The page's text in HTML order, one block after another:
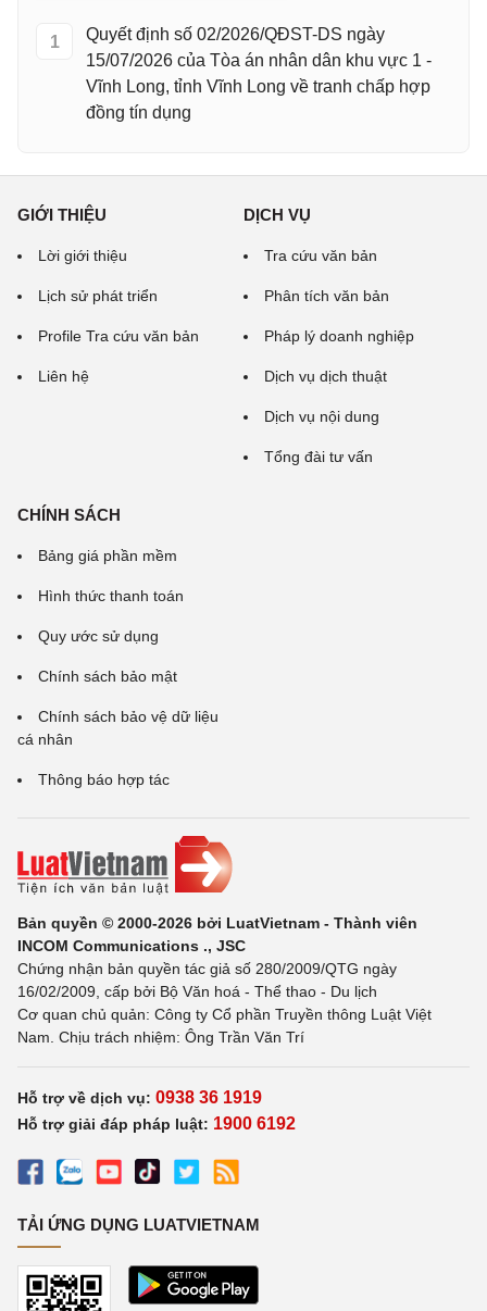
1
Quyết định số 02/2026/QĐST-DS ngày
15/07/2026 của Tòa án nhân dân khu vực 1 -
Vĩnh Long, tỉnh Vĩnh Long về tranh chấp hợp
đồng tín dụng
GIỚI THIỆU
Lời giới thiệu
Lịch sử phát triển
Profile Tra cứu văn bản
Liên hệ
DỊCH VỤ
Tra cứu văn bản
Phân tích văn bản
Pháp lý doanh nghiệp
Dịch vụ dịch thuật
Dịch vụ nội dung
Tổng đài tư vấn
CHÍNH SÁCH
Bảng giá phần mềm
Hình thức thanh toán
Quy ước sử dụng
Chính sách bảo mật
Chính sách bảo vệ dữ liệu
cá nhân
Thông báo hợp tác
Bản quyền © 2000-2026 bởi LuatVietnam - Thành viên
INCOM Communications ., JSC
Chứng nhận bản quyền tác giả số 280/2009/QTG ngày
16/02/2009, cấp bởi Bộ Văn hoá - Thể thao - Du lịch
Cơ quan chủ quản: Công ty Cổ phần Truyền thông Luật Việt
Nam. Chịu trách nhiệm: Ông Trần Văn Trí
Hỗ trợ về dịch vụ: 0938 36 1919
Hỗ trợ giải đáp pháp luật: 1900 6192
TẢI ỨNG DỤNG LUATVIETNAM